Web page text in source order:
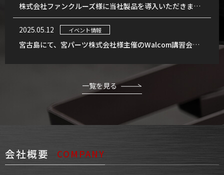
株式会社ファンクルーズ様に当社製品を導入いただきました
2025.05.12 イベント情報
宮古島にて、宮パーツ株式会社様主催のWalcom講習会を実施しました
一覧を見る
会社概要 COMPANY